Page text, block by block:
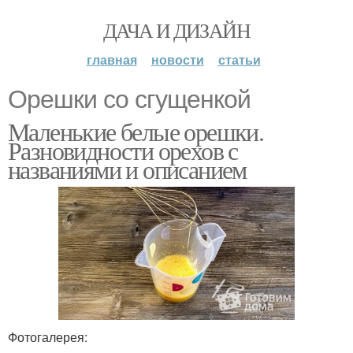
ДАЧА И ДИЗАЙН
главная новости статьи
Орешки со сгущенкой
Маленькие белые орешки.
Разновидности орехов с
названиями и описанием
Фотогалерея: